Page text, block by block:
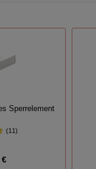
Sperrelement
(11)
€